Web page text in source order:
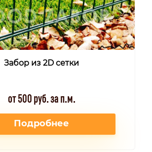
Забор из 2D сетки
от 500 руб. за п.м.
Подробнее